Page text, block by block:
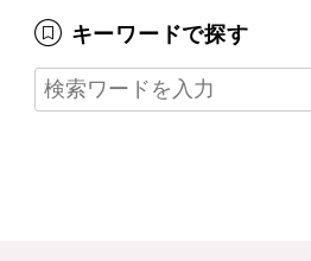
キーワードで探す